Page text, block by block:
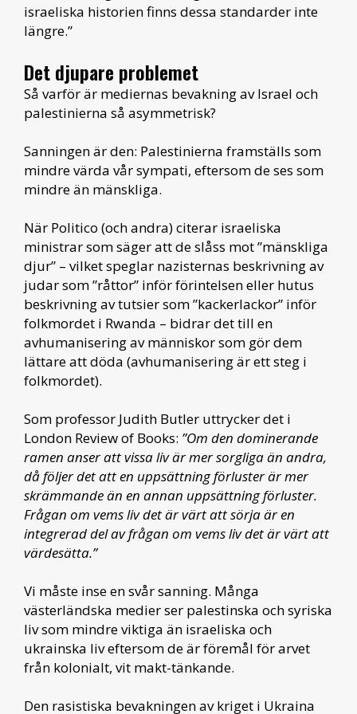
israeliska historien finns dessa standarder inte
längre.”
Det djupare problemet
Så varför är mediernas bevakning av Israel och
palestinierna så asymmetrisk?
Sanningen är den: Palestinierna framställs som
mindre värda vår sympati, eftersom de ses som
mindre än mänskliga.
När Politico (och andra) citerar israeliska
ministrar som säger att de slåss mot ”mänskliga
djur” – vilket speglar nazisternas beskrivning av
judar som ”råttor” inför förintelsen eller hutus
beskrivning av tutsier som ”kackerlackor” inför
folkmordet i Rwanda – bidrar det till en
avhumanisering av människor som gör dem
lättare att döda (avhumanisering är ett steg i
folkmordet).
Som professor Judith Butler uttrycker det i
London Review of Books: ”Om den dominerande
ramen anser att vissa liv är mer sorgliga än andra,
då följer det att en uppsättning förluster är mer
skrämmande än en annan uppsättning förluster.
Frågan om vems liv det är värt att sörja är en
integrerad del av frågan om vems liv det är värt att
värdesätta.”
Vi måste inse en svår sanning. Många
västerländska medier ser palestinska och syriska
liv som mindre viktiga än israeliska och
ukrainska liv eftersom de är föremål för arvet
från kolonialt, vit makt-tänkande.
Den rasistiska bevakningen av kriget i Ukraina